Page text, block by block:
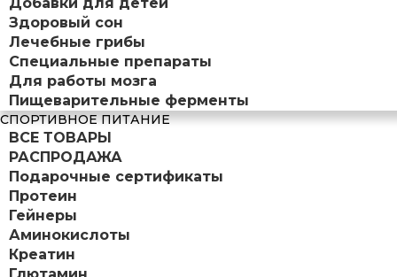
Здоровый сон
Лечебные грибы
Специальные препараты
Для работы мозга
Пищеварительные ферменты
СПОРТИВНОЕ ПИТАНИЕ
ВСЕ ТОВАРЫ
РАСПРОДАЖА
Подарочные сертификаты
Протеин
Гейнеры
Аминокислоты
Креатин